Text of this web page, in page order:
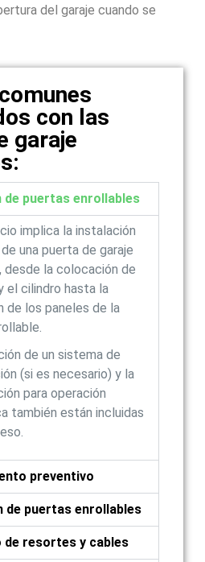
del garaje cuando se
con las
garaje
de puertas enrollables
implica la instalación
una puerta de garaje
desde la colocación de
el cilindro hasta la
de los paneles de la
de un sistema de
(si es necesario) y la
para operación
también están incluidas
preventivo
de puertas enrollables
de resortes y cables